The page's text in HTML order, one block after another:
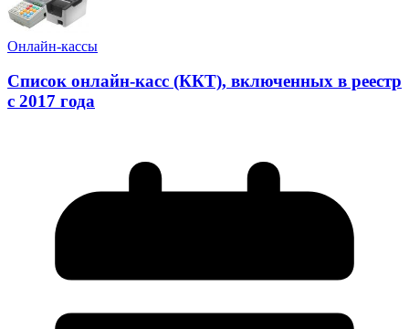
Онлайн-кассы
Список онлайн-касс (ККТ), включенных в реестр
с 2017 года